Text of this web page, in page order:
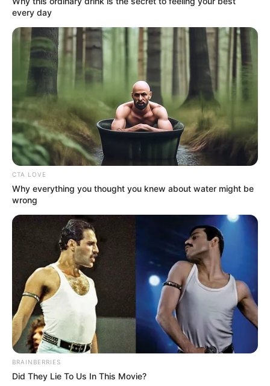
every day
CTA LOVE
Why everything you thought you knew about water might be
wrong
BRAINBERRIES
Did They Lie To Us In This Movie?